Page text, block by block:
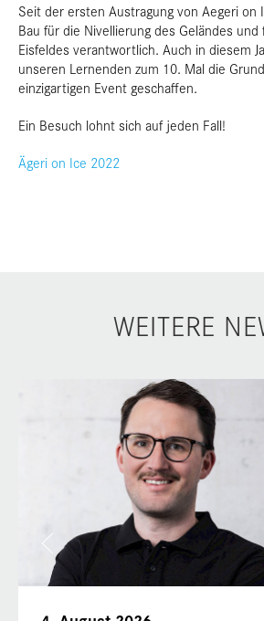
Seit der ersten Austragung von Aegeri on
Bau für die Nivellierung des Geländes
Eisfeldes verantwortlich. Auch in diesem
unseren Lernenden zum 10. Mal die
einzigartigen Event geschaffen.
Ein Besuch lohnt sich auf jeden Fall!
Ägeri on Ice 2022
WEITERE